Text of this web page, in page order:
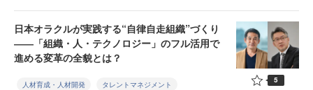
日本オラクルが実践する“自律自走組織”づくり
――「組織・人・テクノロジー」のフル活用で
進める変革の全貌とは？
人材育成・人材開発 タレントマネジメント 5